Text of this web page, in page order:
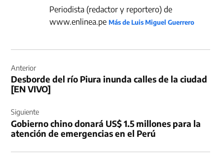
Periodista (redactor y reportero) de
www.enlinea.peMás de Luis Miguel Guerrero
de
entradas
Anterior
Desborde del río Piura inunda calles de la ciudad
[EN VIVO]
Siguiente
Gobierno chino donará US$ 1.5 millones para la
atención de emergencias en el Perú